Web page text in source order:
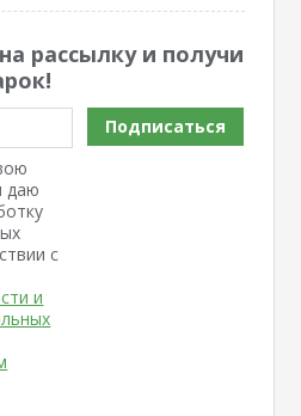
рассылку и получи
даю
с
и
Подписаться